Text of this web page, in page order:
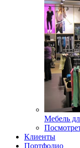
Мебель
Клиенты
Портфолио